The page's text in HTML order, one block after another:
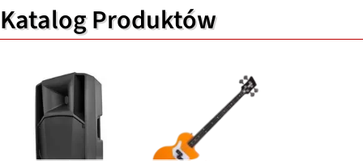
Katalog Produktów